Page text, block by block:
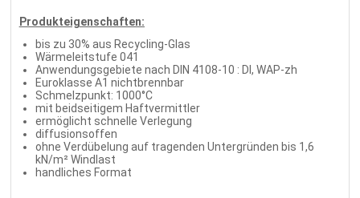
Produkteigenschaften:
bis zu 30% aus Recycling-Glas
Wärmeleitstufe 041
Anwendungsgebiete nach DIN 4108-10 : DI, WAP-zh
Euroklasse A1 nichtbrennbar
Schmelzpunkt: 1000°C
mit beidseitigem Haftvermittler
ermöglicht schnelle Verlegung
diffusionsoffen
ohne Verdübelung auf tragenden Untergründen bis 1,6
kN/m² Windlast
handliches Format